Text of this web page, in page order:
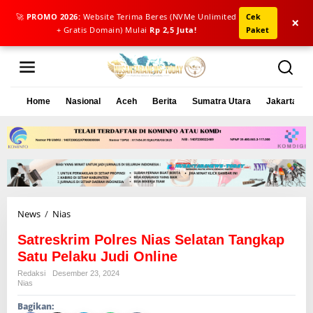
🚀 PROMO 2026: Website Terima Beres (NVMe Unlimited
+ Gratis Domain) Mulai Rp 2,5 Juta!
Cek
Paket
×
L
Home Nasional Aceh Berita Sumatra Utara Jakarta
News / Nias
t
r
s
k
Satreskrim Polres Nias Selatan Tangkap
Satu Pelaku Judi Online
Redaksi
Desember 23, 2024
Nias
Bagikan: